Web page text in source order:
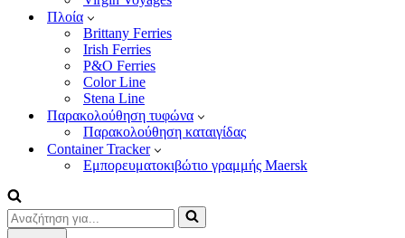
Πλοία
Brittany Ferries
Irish Ferries
P&O Ferries
Color Line
Stena Line
Παρακολούθηση τυφώνα
Παρακολούθηση καταιγίδας
Container Tracker
Εμπορευματοκιβώτιο γραμμής Maersk
Αναζήτηση
για...